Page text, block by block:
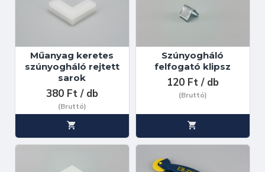
Műanyag keretes
szúnyogháló rejtett
sarok
380 Ft / db
(Bruttó)
Szúnyogháló
felfogató klipsz
120 Ft / db
(Bruttó)